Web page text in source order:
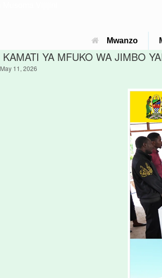
Mwanzo
KAMATI YA MFUKO WA JIMBO
May 11, 2026